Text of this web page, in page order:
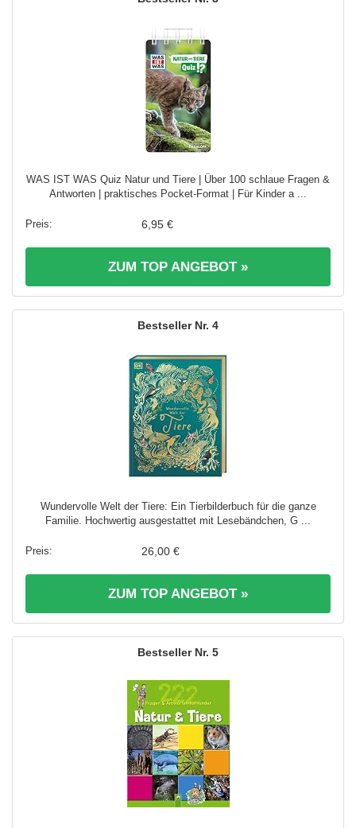
WAS IST WAS Quiz Natur und Tiere | Über 100 schlaue Fragen &
Antworten | praktisches Pocket-Format | Für Kinder a ...
6,95 €
ZUM TOP ANGEBOT »
4
Wundervolle Welt der Tiere: Ein Tierbilderbuch für die ganze
Familie. Hochwertig ausgestattet mit Lesebändchen, G ...
26,00 €
ZUM TOP ANGEBOT »
5